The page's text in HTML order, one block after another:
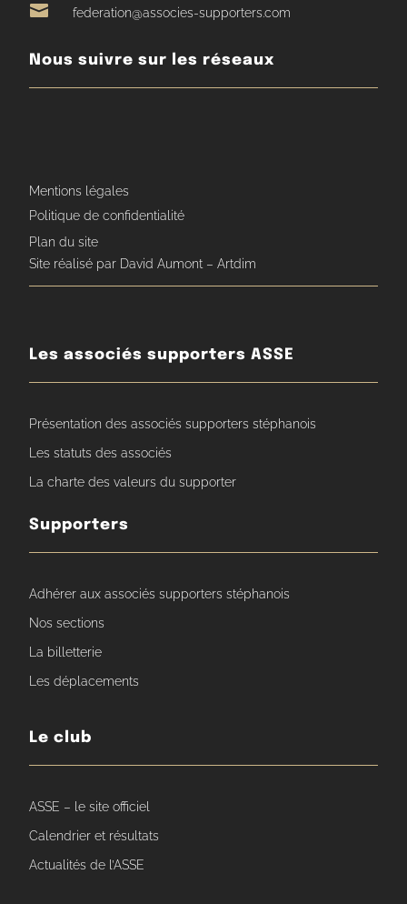
 federation@associes-supporters.com
Nous suivre sur les réseaux
Mentions légales
Politique de confidentialité
Plan du site
Site réalisé par David Aumont – Artdim
Les associés supporters ASSE
Présentation des associés supporters stéphanois
Les statuts des associés
La charte des valeurs du supporter
Supporters
Adhérer aux associés supporters stéphanois
Nos sections
La billetterie
Les déplacements
Le club
ASSE – le site officiel
Calendrier et résultats
Actualités de l’ASSE